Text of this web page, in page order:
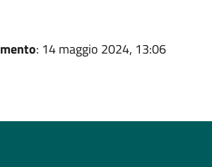
: 14 maggio 2024, 13:06